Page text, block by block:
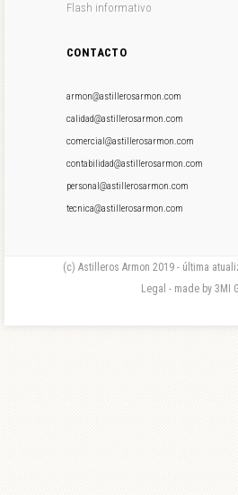
Flash informativo
CONTACTO
armon@astillerosarmon.com
calidad@astillerosarmon.com
comercial@astillerosarmon.com
contabilidad@astillerosarmon.com
personal@astillerosarmon.com
tecnica@astillerosarmon.com
(c) Astilleros Armon 2019 - última
Legal - made by 3MI